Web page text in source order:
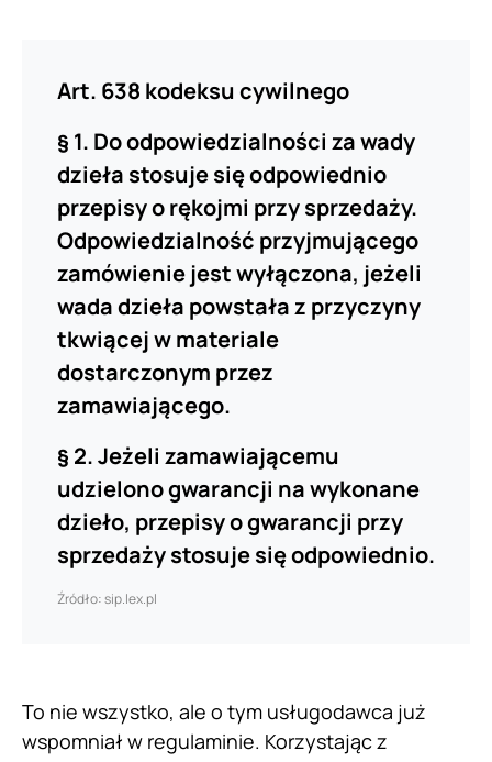
Art. 638 kodeksu cywilnego
§ 1. Do odpowiedzialności za wady
dzieła stosuje się odpowiednio
przepisy o rękojmi przy sprzedaży.
Odpowiedzialność przyjmującego
zamówienie jest wyłączona, jeżeli
wada dzieła powstała z przyczyny
tkwiącej w materiale
dostarczonym przez
zamawiającego.
§ 2. Jeżeli zamawiającemu
udzielono gwarancji na wykonane
dzieło, przepisy o gwarancji przy
sprzedaży stosuje się odpowiednio.
Źródło: sip.lex.pl
To nie wszystko, ale o tym usługodawca już
wspomniał w regulaminie. Korzystając z